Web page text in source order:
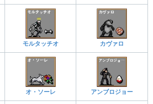
モルタッチオ カヴァロ
オ・ソーレ アンブロジョー